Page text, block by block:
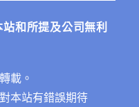
和所提及公司無利
載。
本站有錯誤期待